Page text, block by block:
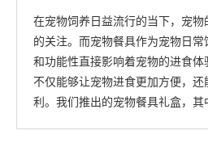
在宠物饲养日益流行的当下，宠
的关注。而宠物餐具作为宠物日
和功能性直接影响着宠物的进食
不仅能够让宠物进食更加方便，
利。我们推出的宠物餐具礼盒，